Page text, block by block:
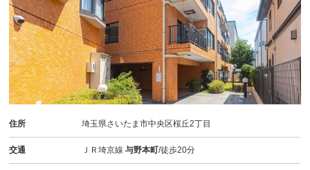
住所 埼玉県さいたま市中央区桜丘2丁目
交通 ＪＲ埼京線与野本町/徒歩20分